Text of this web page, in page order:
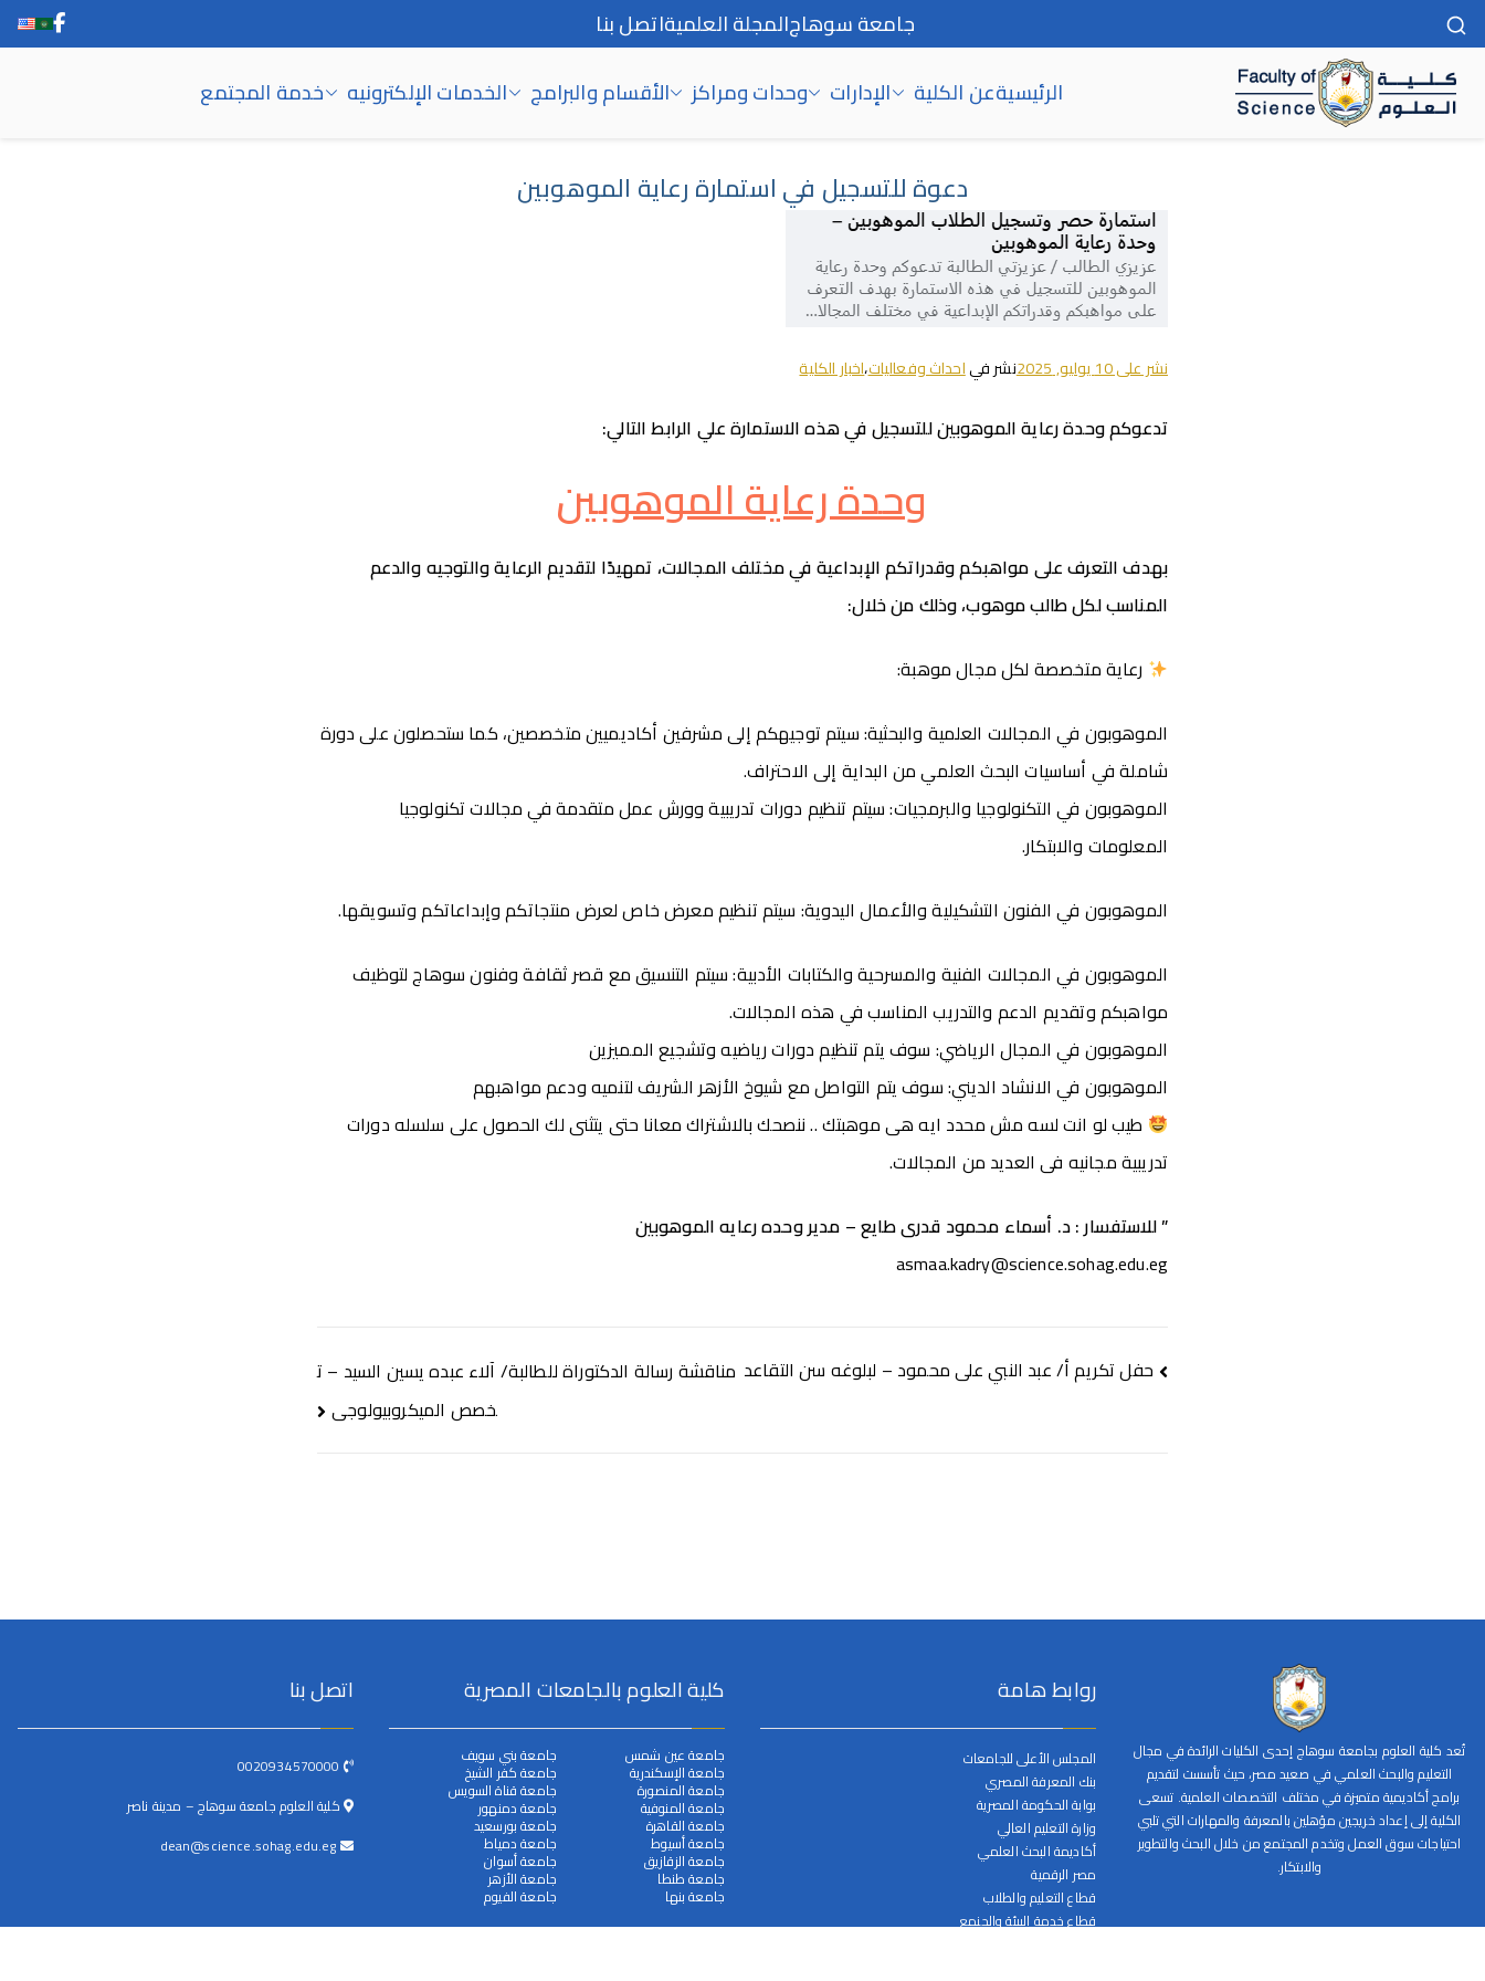
جامعة سوهاجالمجلة العلميةاتصل بنا
الرئيسيةعن الكلية الإدارات وحدات ومراكز الأقسام والبرامج الخدمات الإلكترونيه خدمة المجتمع
دعوة للتسجيل في استمارة رعاية الموهوبين
نشر على10 يوليو, 2025 نشر فياحداث وفعاليات،اخبار الكلية
تدعوكم وحدة رعاية الموهوبين للتسجيل في هذه الاستمارة علي الرابط التالي:
وحدة رعاية الموهوبين
بهدف التعرف على مواهبكم وقدراتكم الإبداعية في مختلف المجالات، تمهيدًا لتقديم الرعاية والتوجيه والدعم
المناسب لكل طالب موهوب، وذلك من خلال:
رعاية متخصصة لكل مجال موهبة:
الموهوبون في المجالات العلمية والبحثية: سيتم توجيهكم إلى مشرفين أكاديميين متخصصين، كما ستحصلون على دورة
شاملة في أساسيات البحث العلمي من البداية إلى الاحتراف.
الموهوبون في التكنولوجيا والبرمجيات: سيتم تنظيم دورات تدريبية وورش عمل متقدمة في مجالات تكنولوجيا
المعلومات والابتكار.
الموهوبون في الفنون التشكيلية والأعمال اليدوية: سيتم تنظيم معرض خاص لعرض منتجاتكم وإبداعاتكم وتسويقها.
الموهوبون في المجالات الفنية والمسرحية والكتابات الأدبية: سيتم التنسيق مع قصر ثقافة وفنون سوهاج لتوظيف
مواهبكم وتقديم الدعم والتدريب المناسب في هذه المجالات.
الموهوبون في المجال الرياضي: سوف يتم تنظيم دورات رياضيه وتشجيع المميزين
الموهوبون في الانشاد الديني: سوف يتم التواصل مع شيوخ الأزهر الشريف لتنميه ودعم مواهبهم
طيب لو انت لسه مش محدد ايه هى موهبتك .. ننصحك بالاشتراك معانا حتى يتثنى لك الحصول على سلسله دورات
تدريبية مجانيه فى العديد من المجالات.
” للاستفسار : د. أسماء محمود قدرى طايع – مدير وحده رعايه الموهوبين
asmaa.kadry@science.sohag.edu.eg
حفل تكريم أ/ عبد النبي على محمود – لبلوغه سن التقاعد مناقشة رسالة الدكتوراة للطالبة/ آلاء عبده يسين السيد – ت
خصص الميكروبيولوجى
تُعد كلية العلوم بجامعة سوهاج إحدى الكليات الرائدة في مجال
التعليم والبحث العلمي في صعيد مصر، حيث تأسست لتقديم
برامج أكاديمية متميزة في مختلف التخصصات العلمية. تسعى
الكلية إلى إعداد خريجين مؤهلين بالمعرفة والمهارات التي تلبي
احتياجات سوق العمل وتخدم المجتمع من خلال البحث والتطوير
والابتكار.
روابط هامة
المجلس الأعلى للجامعات
بنك المعرفة المصري
بوابة الحكومة المصرية
وزارة التعليم العالي
أكاديمة البحث العلمي
مصر الرقمية
قطاع التعليم والطلاب
قطاع خدمة البيئة والجنمع
كلية العلوم بالجامعات المصرية
جامعة عين شمس
جامعة الإسكندرية
جامعة المنصورة
جامعة المنوفية
جامعة القاهرة
جامعة أسيوط
جامعة الزقازيق
جامعة طنطا
جامعة بنها
جامعة بني سويف
جامعة كفر الشيخ
جامعة قناة السويس
جامعة دمنهور
جامعة بورسعيد
جامعة دمياط
جامعة أسوان
جامعة الأزهر
جامعة الفيوم
اتصل بنا
كلية العلوم جامعة سوهاج – مدينة ناصر